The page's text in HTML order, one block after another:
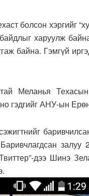
болсон хэргийг
харуулж
байна. Гэмгүй
Меланья
гэдгийг АНУ-ын
дээ Шинэ